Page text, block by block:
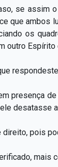
se assim
que ambos
os
outro
presença
desatasse
direito, pois
mais